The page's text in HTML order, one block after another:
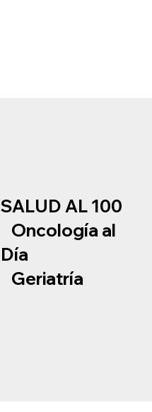
SALUD AL 100
Oncología al
Día
Geriatría